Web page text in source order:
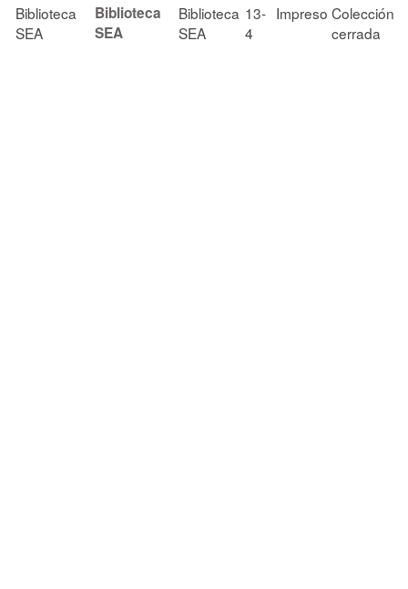
Biblioteca
SEA
Biblioteca
SEA
Biblioteca
SEA
13-
4
Impreso Colección
cerrada